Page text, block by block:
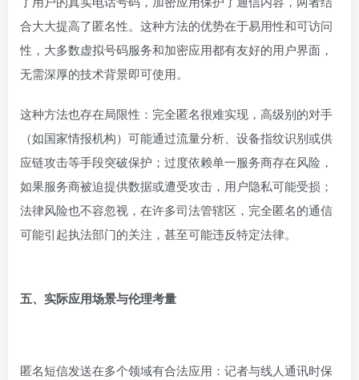
合大大提高了匿名性。这种方法的优势在于易用性和可访问
性，大多数虚拟号码服务和加密应用都有友好的用户界面，
无需深厚的技术背景即可使用。
这种方法也存在局限性：完全匿名很难实现，高级别的对手
（如国家情报机构）可能通过流量分析、设备指纹识别或供
应链攻击等手段突破保护；过度依赖单一服务商存在风险，
如果服务商被迫提供数据或遭受攻击，用户隐私可能受损；
法律风险也不容忽视，在许多司法管辖区，完全匿名的通信
可能引起执法部门的关注，甚至可能违反特定法律。
五、实际应用场景与伦理考量
匿名短信发送在多个领域有合法应用：记者与线人通讯时保